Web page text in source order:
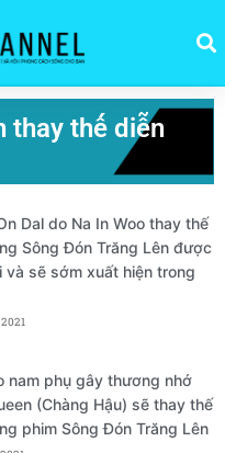
thay thế diễn
Dal do Na In Woo thay thế
Sông Đón Trăng Lên được
và sẽ sớm xuất hiện trong
nam phụ gây thương nhớ
(Chàng Hậu) sẽ thay thế
phim Sông Đón Trăng Lên